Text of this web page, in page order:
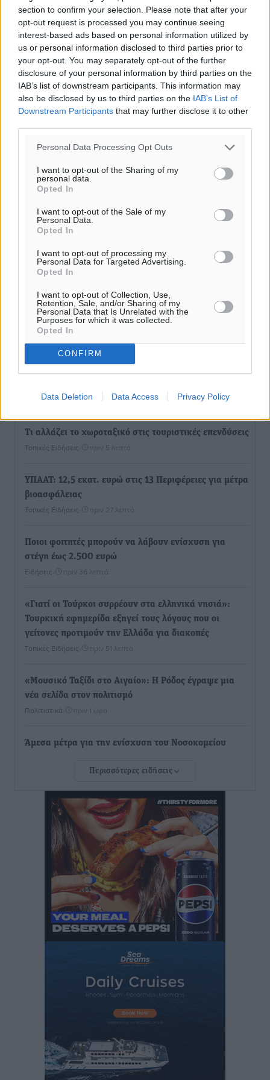
section to confirm your selection. Please note that after your
opt-out request is processed you may continue seeing
interest-based ads based on personal information utilized by
us or personal information disclosed to third parties prior to
your opt-out. You may separately opt-out of the further
disclosure of your personal information by third parties on the
IAB’s list of downstream participants. This information may
also be disclosed by us to third parties on the IAB’s List of
Downstream Participants that may further disclose it to other
Personal Data Processing Opt Outs
I want to opt-out of the Sharing of my
personal data.
Opted In
I want to opt-out of the Sale of my
Personal Data.
Opted In
I want to opt-out of processing my
Personal Data for Targeted Advertising.
Opted In
I want to opt-out of Collection, Use,
Retention, Sale, and/or Sharing of my
Personal Data that Is Unrelated with the
Purposes for which it was collected.
Opted In
CONFIRM
Data Deletion Data Access Privacy Policy
Ειδήσεις• πριν 1 λεπτό
Τι αλλάζει το χωροταξικό στις τουριστικές επενδύσεις
Τοπικές Ειδήσεις πριν 5 λεπτά
ΥΠΑΑΤ: 12,5 εκατ. ευρώ στις 13 Περιφέρειες για μέτρα
βιοασφάλειας
Τοπικές Ειδήσεις πριν 27 λεπτά
Ποιοι φοιτητές μπορούν να λάβουν ενίσχυση για
στέγη έως 2.500 ευρώ
Ειδήσεις πριν 36 λεπτά
«Γιατί οι Τούρκοι συρρέουν στα ελληνικά νησιά»:
Τουρκική εφημερίδα εξηγεί τους λόγους που οι
γείτονες προτιμούν την Ελλάδα για διακοπές
Τοπικές Ειδήσεις πριν 51 λεπτά
«Μουσικό Ταξίδι στο Αιγαίο»: Η Ρόδος έγραψε μια
νέα σελίδα στον πολιτισμό
Πολιτιστικά πριν 1 ώρα
Άμεσα μέτρα για την ενίσχυση του Νοσοκομείου
ανακοίνωσε ο Άδωνις Γεωργιάδης
Iατρικός Σύλλογος Ροδου προς Α. Γεωργιάδη:
Στρατηγικές Προτάσεις για την Ενίσχυση της
Δημόσιας Υγείας στη Νησιωτική Ελλάδα και στα
Νοσοκομεία της Γ΄ Ζώνης
Τοπικές Ειδήσεις• πριν 2 ώρες
Πάνθηρες: Ξεκίνησαν αισιόδοξοι για την παρθενική
“πτήση” τους
Αθλητικά• πριν 2 ώρες
Αθλητικά• πριν 2 ώρες
Περισσότερες ειδήσεις